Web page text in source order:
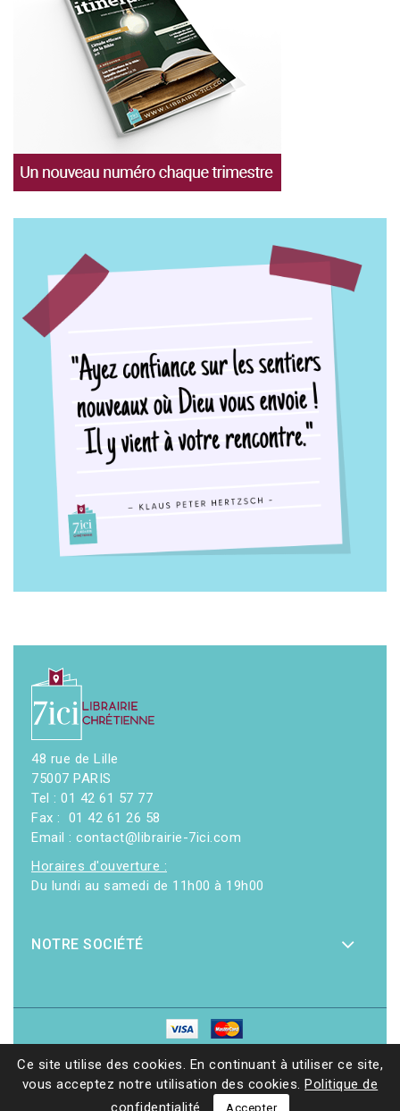
48 rue de Lille
75007 PARIS
Tel : 01 42 61 57 77
Fax : 01 42 61 26 58
Email : contact@librairie-7ici.com
Horaires d'ouverture :
Du lundi au samedi de 11h00 à 19h00
NOTRE SOCIÉTÉ
Ce site utilise des cookies. En continuant à utiliser ce site,
vous acceptez notre utilisation des cookies. Politique de
confidentialité
Accepter
© 2026 - Librairie 7ici| Site web réalisé par Ethicweb